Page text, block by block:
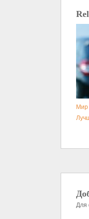
Мир
Для